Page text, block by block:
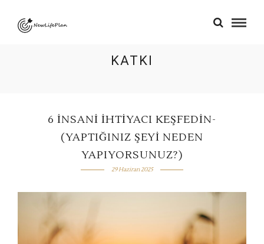
KATKI
6 İNSANI İHTIYACI KEŞFEDIN-
(YAPTIĞINIZ ŞEYI NEDEN
YAPIYORSUNUZ?)
29 Haziran 2025